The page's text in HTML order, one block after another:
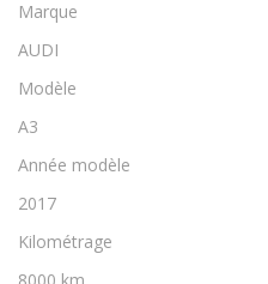
Marque
AUDI
Modèle
A3
Année modèle
2017
Kilométrage
8000 km